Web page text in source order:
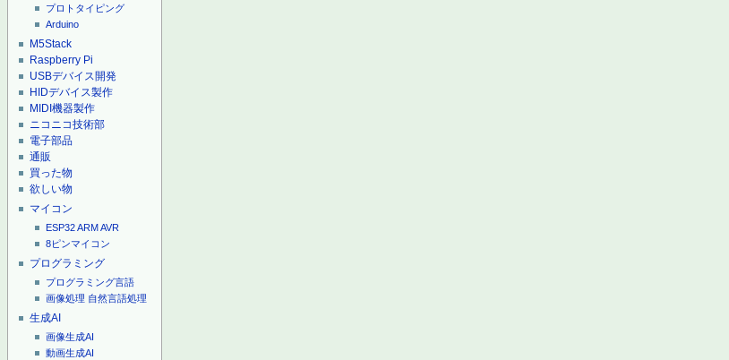
プロトタイピング
Arduino
M5Stack
Raspberry Pi
USBデバイス開発
HIDデバイス製作
MIDI機器製作
ニコニコ技術部
電子部品
通販
買った物
欲しい物
マイコン
ESP32ARMAVR
8ピンマイコン
プログラミング
プログラミング言語
画像処理 自然言語処理
生成AI
画像生成AI
動画生成AI